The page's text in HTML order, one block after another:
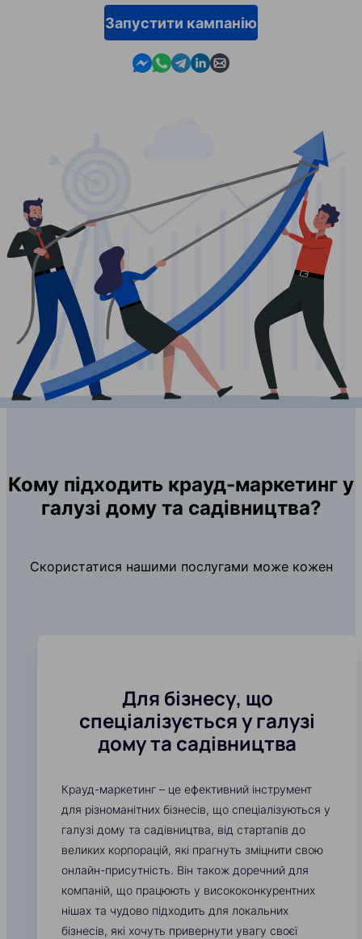
Запустити кампанію
Contact us in Messenger
Contact us in WhatsApp
Contact us in Telegram
Contact us in Linkedin
Contact us by email
Кому підходить крауд-маркетинг у
галузі дому та садівництва?
Скористатися нашими послугами може кожен
Для бізнесу, що
спеціалізується у галузі
дому та садівництва
Крауд-маркетинг – це ефективний інструмент
для різноманітних бізнесів, що спеціалізуються у
галузі дому та садівництва, від стартапів до
великих корпорацій, які прагнуть зміцнити свою
онлайн-присутність. Він також доречний для
компаній, що працюють у висококонкурентних
нішах та чудово підходить для локальних
бізнесів, які хочуть привернути увагу своєї